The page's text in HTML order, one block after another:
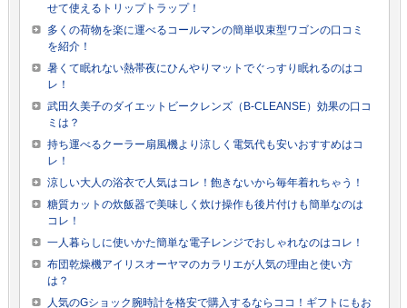
せて使えるトリップトラップ！
多くの荷物を楽に運べるコールマンの簡単収束型ワゴンの口コミ
を紹介！
暑くて眠れない熱帯夜にひんやりマットでぐっすり眠れるのはコ
レ！
武田久美子のダイエットビークレンズ（B-CLEANSE）効果の口コ
ミは？
持ち運べるクーラー扇風機より涼しく電気代も安いおすすめはコ
レ！
涼しい大人の浴衣で人気はコレ！飽きないから毎年着れちゃう！
糖質カットの炊飯器で美味しく炊け操作も後片付けも簡単なのは
コレ！
一人暮らしに使いかた簡単な電子レンジでおしゃれなのはコレ！
布団乾燥機アイリスオーヤマのカラリエが人気の理由と使い方
は？
人気のGショック腕時計を格安で購入するならココ！ギフトにもお